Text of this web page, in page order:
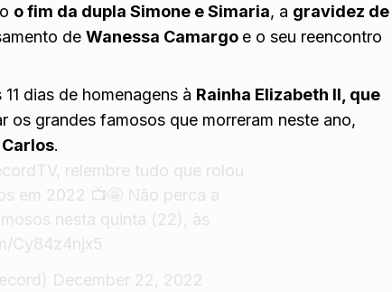
o fim da dupla Simone e Simaria, a gravidez de
deWanessa Camargo e o seu reencontro
dias de homenagens à Rainha Elizabeth II, que
os grandes famosos que morreram neste ano,
.
, relembre tudo que rolou
em 2022 📺🤩 Não perca a
nesta quinta (22), às
Cy84z4njx5
December 22, 2022